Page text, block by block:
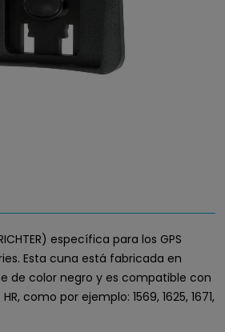
específica para los GPS
Esta cuna está fabricada en
de color negro y es compatible con
como por ejemplo: 1569, 1625, 1671,